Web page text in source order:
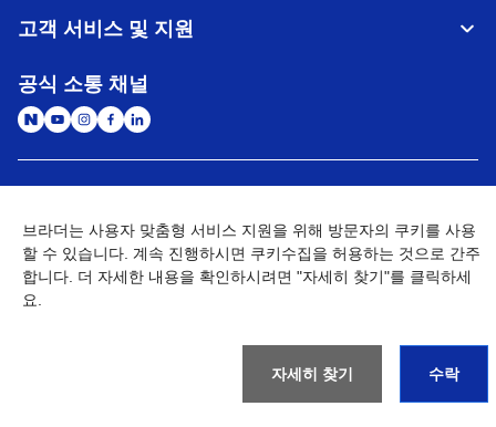
고객 서비스 및 지원
공식 소통 채널
개인정보처리방침 이용약관
사이트맵
개인정보취급방침 (Brother Industries, Ltd.)
Go to Global Site
브라더는 사용자 맞춤형 서비스 지원을 위해 방문자의 쿠키를 사용
할 수 있습니다. 계속 진행하시면 쿠키수집을 허용하는 것으로 간주
합니다. 더 자세한 내용을 확인하시려면 "자세히 찾기"를 클릭하세
요.
자세히 찾기 수락